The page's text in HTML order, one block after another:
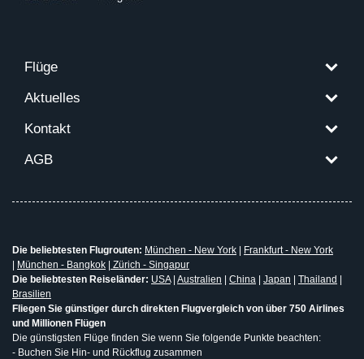
Flüge
Aktuelles
Kontakt
AGB
Die beliebtesten Flugrouten: München - New York
Frankfurt - New York
München - Bangkok
Zürich - Singapur
Die beliebtesten Reiseländer: USA| Australien China Japan Thailand
Brasilien
Fliegen Sie günstiger durch direkten Flugvergleich von über 750 Airlines
und Millionen Flügen
Die günstigsten Flüge finden Sie wenn Sie folgende Punkte beachten:
- Buchen Sie Hin- und Rückflug zusammen